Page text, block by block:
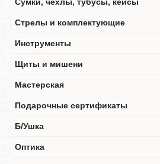
Стрелы и комплектующие
Инструменты
Щиты и мишени
Мастерская
Подарочные сертификаты
Б/Ушка
Оптика